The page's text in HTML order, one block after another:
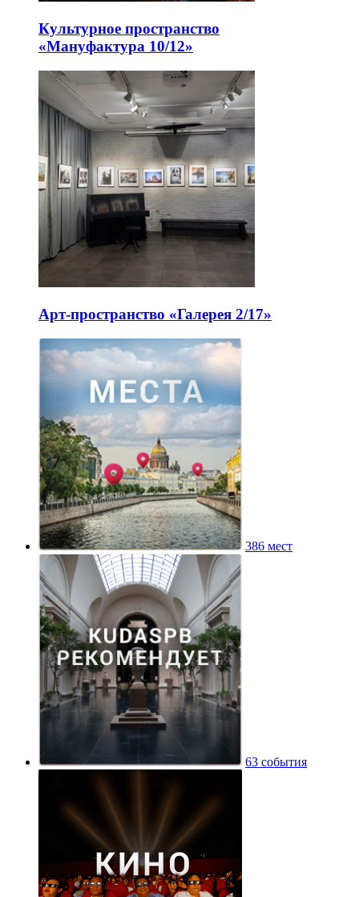
Культурное пространство
«Мануфактура 10/12»
Арт-пространство «Галерея 2/17»
386 мест
63 события